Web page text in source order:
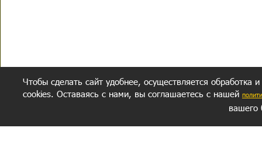
Чтобы сделать сайт удобнее, осуществляется обработка
cookies. Оставаясь с нами, вы соглашаетесь с нашей
вашего